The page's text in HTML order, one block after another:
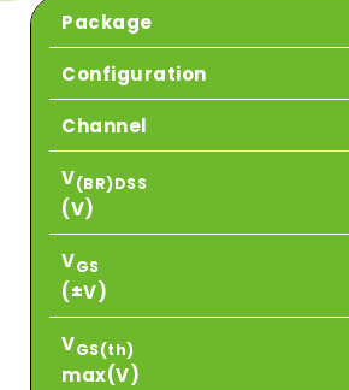
Package
Configuration
Channel
V(BR)DSS
(V)
VGS
(±V)
VGS(th)
max(V)